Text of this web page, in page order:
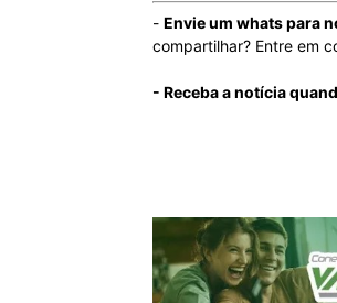
- Envie um whats para
compartilhar? Entre em
- Receba a notícia